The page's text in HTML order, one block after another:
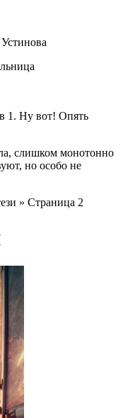
1. Ну вот! Опять
слишком монотонно
но особо не
» Страница 2